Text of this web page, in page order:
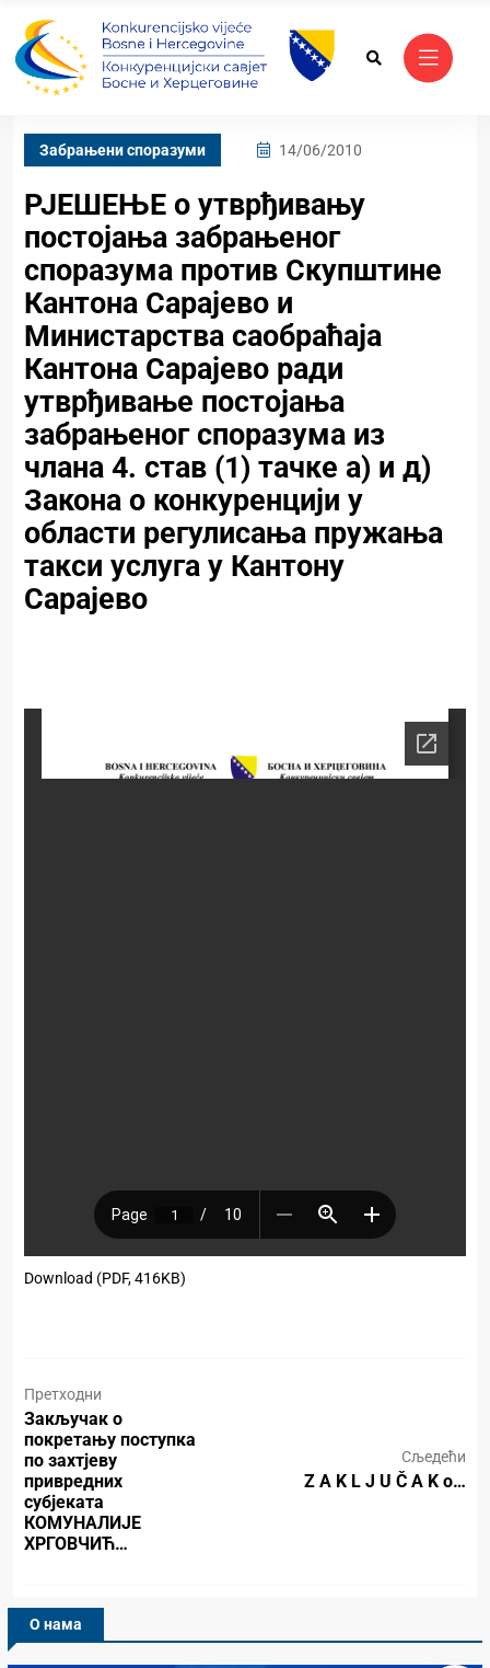
Забрањени споразуми 14/06/2010
РЈЕШЕЊЕ о утврђивању
постојања забрањеног
споразума против Скупштине
Кантона Сарајево и
Министарства саобраћаја
Кантона Сарајево ради
утврђивање постојања
забрањеног споразума из
члана 4. став (1) тачке а) и д)
Закона о конкуренцији у
области регулисања пружања
такси услуга у Кантону
Сарајево
Download (PDF, 416KB)
Претходни
Закључак о
покретању поступка
по захтјеву
привредних
субјеката
КОМУНАЛИЈЕ
ХРГОВЧИЋ…
Сљедећи
Z A K L J U Č A K o…
О нама